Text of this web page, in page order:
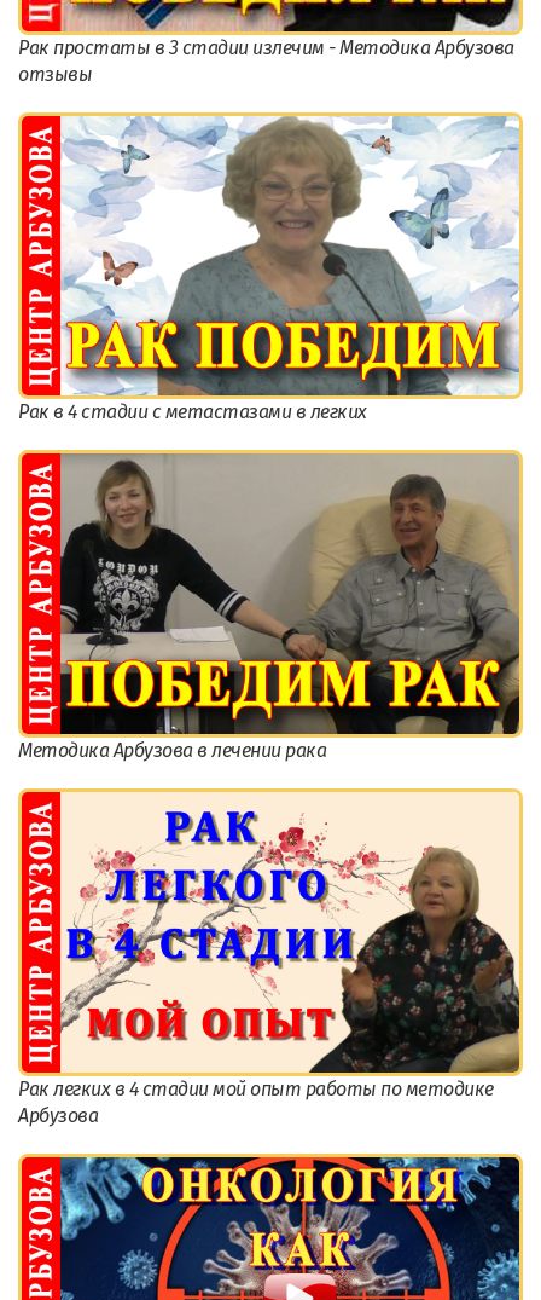
Рак простаты в 3 стадии излечим - Методика Арбузова
отзывы
Рак в 4 стадии с метастазами в легких
Методика Арбузова в лечении рака
Рак легких в 4 стадии мой опыт работы по методике
Арбузова